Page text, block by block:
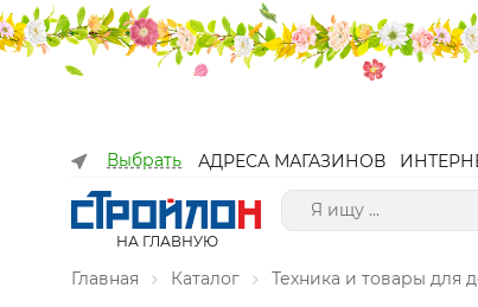
Выбрать АДРЕСА МАГАЗИНОВ
НА ГЛАВНУЮ
Главная Каталог Техника и товары для